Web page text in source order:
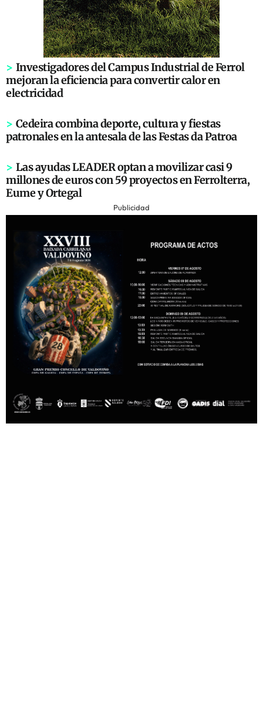
> Investigadores del Campus Industrial de Ferrol
mejoran la eficiencia para convertir calor en
electricidad
> Cedeira combina deporte, cultura y fiestas
patronales en la antesala de las Festas da Patroa
> Las ayudas LEADER optan a movilizar casi 9
millones de euros con 59 proyectos en Ferrolterra,
Eume y Ortegal
Publicidad